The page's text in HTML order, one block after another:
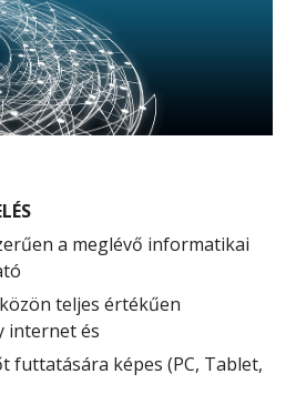
a meglévő informatikai
teljes értékűen
internet és
futtatására képes (PC, Tablet,